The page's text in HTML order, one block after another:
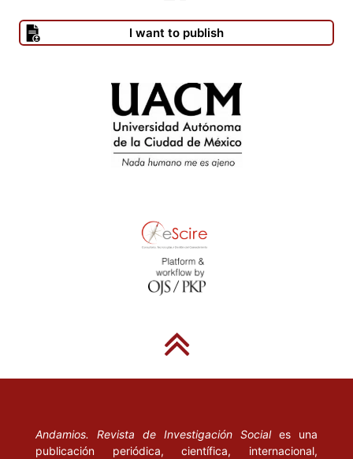
I want to publish
Andamios. Revista de Investigación Social es una
publicación periódica, científica, internacional,